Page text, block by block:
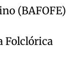
(BAFOFE)
Folclórica